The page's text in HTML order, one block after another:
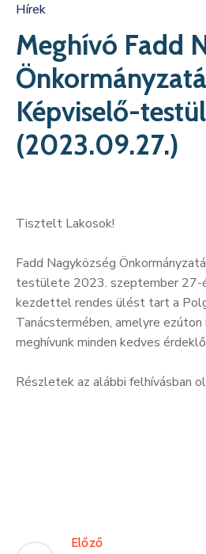
Hírek
Meghívó Fadd
Képviselő-
(2023.09.27.)
Tisztelt Lakosok!
Fadd Nagyközség
testülete 2023. szeptember 27-
kezdettel rendes ülést tart a
Tanácstermében, amelyre
meghívunk minden kedves
Részletek az alábbi felhívásban
Előző